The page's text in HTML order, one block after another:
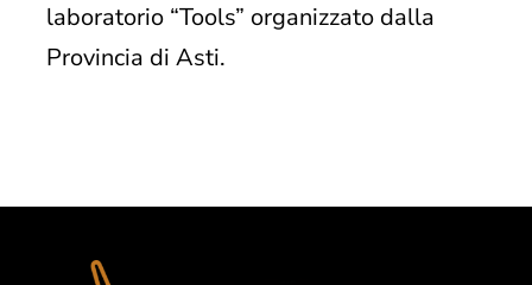
laboratorio “Tools” organizzato dalla
Provincia di Asti.